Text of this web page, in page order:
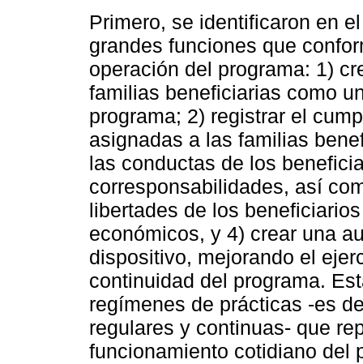
Primero, se identificaron en
grandes funciones que
operación del programa: 1)
familias beneficiarias como
programa; 2) registrar el
asignadas a las familias
las conductas de los
corresponsabilidades, así
libertades de los
económicos, y 4) crear una
dispositivo, mejorando el
continuidad del programa.
regímenes de prácticas -es
regulares y continuas- que
funcionamiento cotidiano del